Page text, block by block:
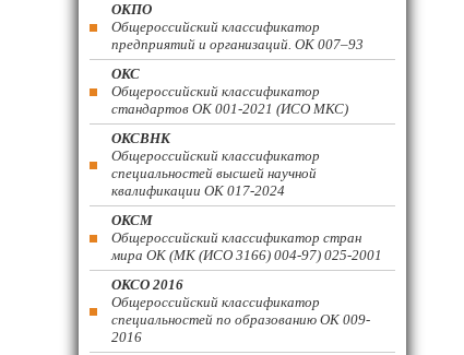
ОКПО
Общероссийский классификатор
предприятий и организаций. ОК 007–93
ОКС
Общероссийский классификатор
стандартов ОК 001-2021 (ИСО МКС)
ОКСВНК
Общероссийский классификатор
специальностей высшей научной
квалификации ОК 017-2024
ОКСМ
Общероссийский классификатор стран
мира ОК (МК (ИСО 3166) 004-97) 025-2001
ОКСО 2016
Общероссийский классификатор
специальностей по образованию ОК 009-
2016